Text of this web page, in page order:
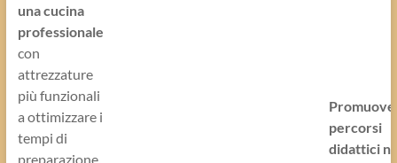
una cucina
professionale
con
attrezzature
più funzionali
a ottimizzare i
tempi di
preparazione,
percorsi
didattici